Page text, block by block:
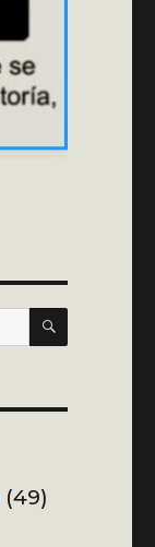
BUSCAR
(49)